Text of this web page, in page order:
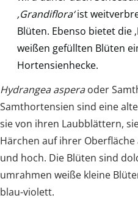
‚Grandiflora‘ist
Blüten. Ebenso bietet die
weißen gefüllten Blüten
Hortensienhecke.
Hydrangea asperaoder
Samthortensien sind eine
sie von ihren Laubblättern,
Härchen auf ihrer
und hoch. Die Blüten sind
umrahmen weiße kleine
blau-violett.